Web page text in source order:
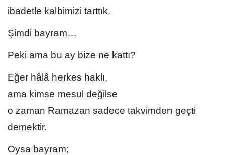
ibadetle kalbimizi tarttık.
Şimdi bayram…
Peki ama bu ay bize ne kattı?
Eğer hâlâ herkes haklı,
ama kimse mesul değilse
o zaman Ramazan sadece takvimden geçti
demektir.
Oysa bayram;